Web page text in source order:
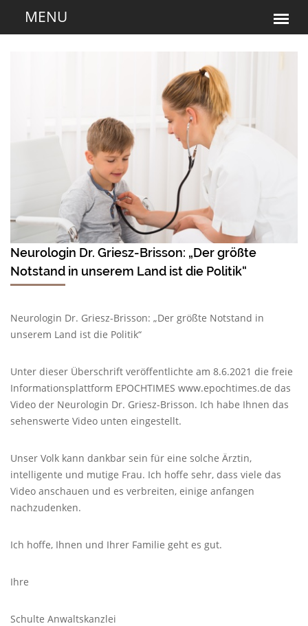
Neurologin Dr. Griesz-Brisson: „Der größte
Notstand in unserem Land ist die Politik“
Neurologin Dr. Griesz-Brisson: „Der größte Notstand in
unserem Land ist die Politik“
Unter dieser Überschrift veröffentlichte am 8.6.2021 die freie
Informationsplattform EPOCHTIMES www.epochtimes.de das
Video der Neurologin Dr. Griesz-Brisson. Ich habe Ihnen das
sehenswerte Video unten eingestellt.
Unser Volk kann dankbar sein für eine solche Ärztin,
intelligente und mutige Frau. Ich hoffe sehr, dass viele das
Video anschauen und es verbreiten, einige anfangen
nachzudenken.
Ich hoffe, Ihnen und Ihrer Familie geht es gut.
Ihre
Schulte Anwaltskanzlei